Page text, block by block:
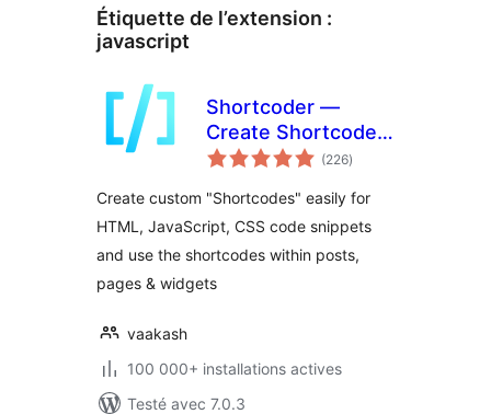
Étiquette de l’extension :
javascript
Shortcoder —
Create Shortcodes
for Anything(226notes
en
)
Create custom "Shortcodes" easily for
HTML, JavaScript, CSS code snippets
and use the shortcodes within posts,
pages & widgets
vaakash
100 000+ installations actives
Testé avec 7.0.3